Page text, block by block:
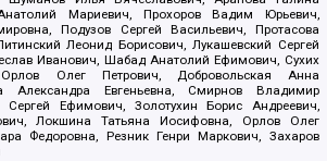
Мариевич, Прохоров Вадим Юрьевич,
Подузов Сергей Васильевич, Протасова
Леонид Борисович, Лукашевский Сергей
Иванович, Шабад Анатолий Ефимович, Сухих
Олег Петрович, Добровольская Анна
Александра Евгеньевна, Смирнов Владимир
Сергей Ефимович, Золотухин Борис Андреевич,
Локшина Татьяна Иосифовна, Орлов Олег
Федоровна, Резник Генри Маркович, Захаров